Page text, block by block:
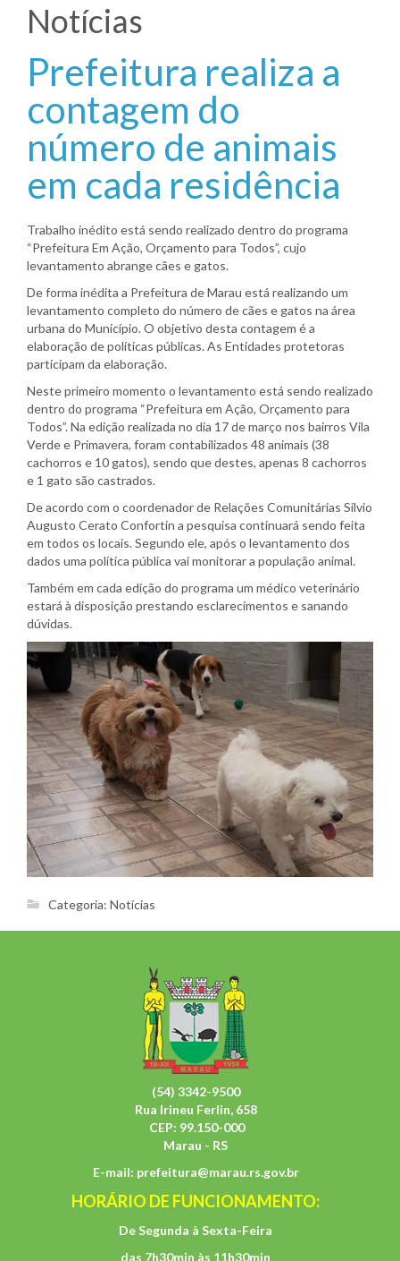
Notícias
Prefeitura realiza a
contagem do
número de animais
em cada residência
Trabalho inédito está sendo realizado dentro do programa
“Prefeitura Em Ação, Orçamento para Todos”, cujo
levantamento abrange cães e gatos.
De forma inédita a Prefeitura de Marau está realizando um
levantamento completo do número de cães e gatos na área
urbana do Município. O objetivo desta contagem é a
elaboração de políticas públicas. As Entidades protetoras
participam da elaboração.
Neste primeiro momento o levantamento está sendo realizado
dentro do programa “Prefeitura em Ação, Orçamento para
Todos”. Na edição realizada no dia 17 de março nos bairros Vila
Verde e Primavera, foram contabilizados 48 animais (38
cachorros e 10 gatos), sendo que destes, apenas 8 cachorros
e 1 gato são castrados.
De acordo com o coordenador de Relações Comunitárias Sílvio
Augusto Cerato Confortin a pesquisa continuará sendo feita
em todos os locais. Segundo ele, após o levantamento dos
dados uma política pública vai monitorar a população animal.
Também em cada edição do programa um médico veterinário
estará à disposição prestando esclarecimentos e sanando
dúvidas.
Categoria: Notícias
(54) 3342-9500
Rua Irineu Ferlin, 658
CEP: 99.150-000
Marau - RS
E-mail: prefeitura@marau.rs.gov.br
HORÁRIO DE FUNCIONAMENTO:
De Segunda à Sexta-Feira
das 7h30min às 11h30min